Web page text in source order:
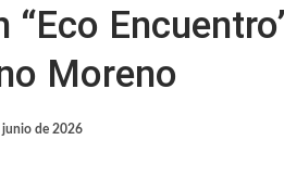
“Eco
Moreno
junio de 2026